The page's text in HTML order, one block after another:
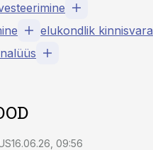
elukondlik kinnisvara
16.06.26, 09:56